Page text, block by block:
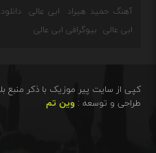
آهنگ حمید هیراد
ابی عالی
ابی عالی
بیوگرافی ابی عالی
کپی از سایت پیر موزیک با ذکر منبع
طراحی و توسعه :وین تم